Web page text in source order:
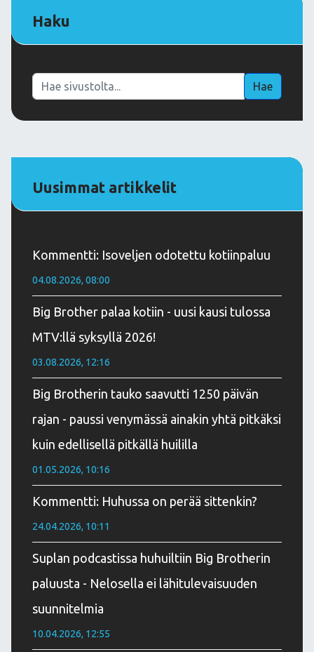
Haku
Haku Hae
Uusimmat artikkelit
Kommentti: Isoveljen odotettu kotiinpaluu
04.08.2026, 08:00
Big Brother palaa kotiin - uusi kausi tulossa
MTV:llä syksyllä 2026!
03.08.2026, 12:16
Big Brotherin tauko saavutti 1250 päivän
rajan - paussi venymässä ainakin yhtä pitkäksi
kuin edellisellä pitkällä huililla
01.05.2026, 10:16
Kommentti: Huhussa on perää sittenkin?
24.04.2026, 10:11
Suplan podcastissa huhuiltiin Big Brotherin
paluusta - Nelosella ei lähitulevaisuuden
suunnitelmia
10.04.2026, 12:55